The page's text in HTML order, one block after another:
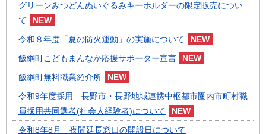
グリーンみつどんぬいぐるみキーホルダーの限定販売につい
て
令和８年度「夏の防火運動」の実施について
飯綱町こどもまんなか応援サポーター宣言
飯綱町無料職業紹介所
令和9年度採用 長野市・長野地域連携中枢都市圏内市町村職
員採用共同選考(社会人経験者)について
令和8年8月 夜間延長窓口の開設日について